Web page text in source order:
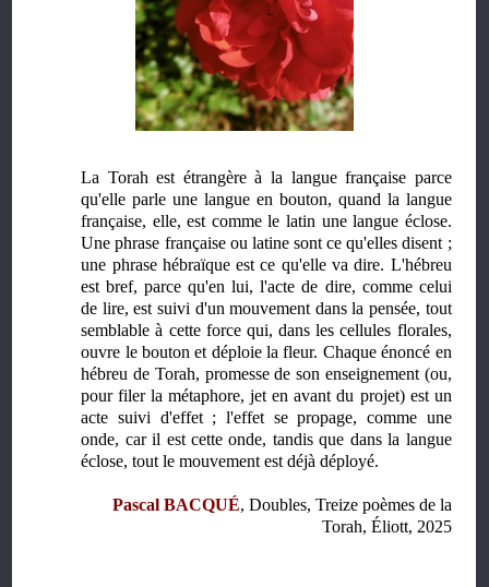
La Torah est étrangère à la langue française parce
qu'elle parle une langue en bouton, quand la langue
française, elle, est comme le latin une langue éclose.
Une phrase française ou latine sont ce qu'elles disent ;
une phrase hébraïque est ce qu'elle va dire. L'hébreu
est bref, parce qu'en lui, l'acte de dire, comme celui
de lire, est suivi d'un mouvement dans la pensée, tout
semblable à cette force qui, dans les cellules florales,
ouvre le bouton et déploie la fleur. Chaque énoncé en
hébreu de Torah, promesse de son enseignement (ou,
pour filer la métaphore, jet en avant du projet) est un
acte suivi d'effet ; l'effet se propage, comme une
onde, car il est cette onde, tandis que dans la langue
éclose, tout le mouvement est déjà déployé.
Pascal BACQUÉ, Doubles, Treize poèmes de la
Torah, Éliott, 2025